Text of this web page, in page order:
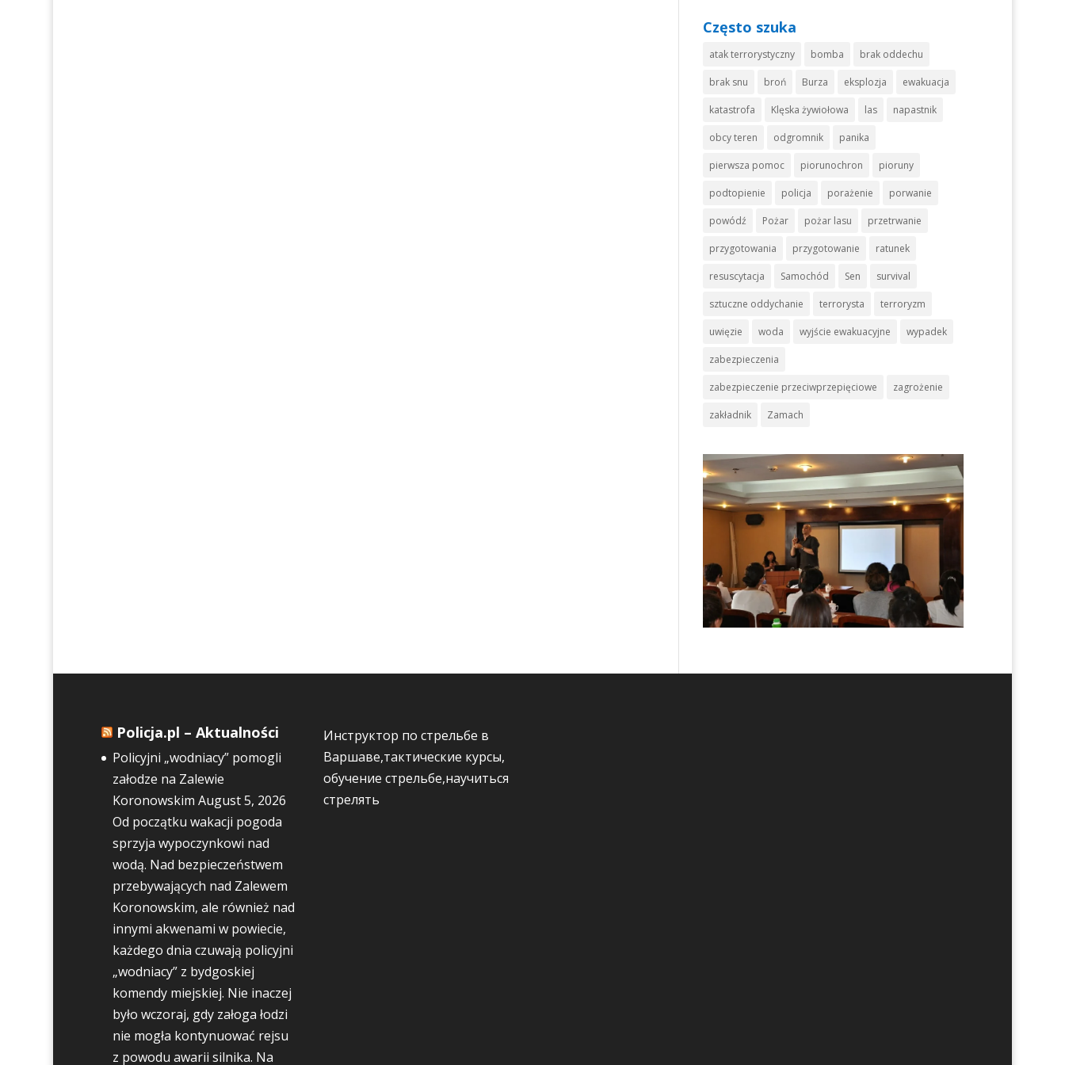
Często szuka
atak terrorystyczny bomba brak oddechu
brak snu broń Burza eksplozja ewakuacja
katastrofa Klęska żywiołowa las napastnik
obcy teren odgromnik panika
pierwsza pomoc piorunochron pioruny
podtopienie policja porażenie porwanie
powódź Pożar pożar lasu przetrwanie
przygotowania przygotowanie ratunek
resuscytacja Samochód Sen survival
sztuczne oddychanie terrorysta terroryzm
uwięzie woda wyjście ewakuacyjne wypadek
zabezpieczenia
zabezpieczenie przeciwprzepięciowe zagrożenie
zakładnik Zamach
Policja.pl – Aktualności
Policyjni „wodniacy” pomogli
załodze na Zalewie
Koronowskim August 5, 2026
Od początku wakacji pogoda
sprzyja wypoczynkowi nad
wodą. Nad bezpieczeństwem
przebywających nad Zalewem
Koronowskim, ale również nad
innymi akwenami w powiecie,
każdego dnia czuwają policyjni
„wodniacy” z bydgoskiej
komendy miejskiej. Nie inaczej
było wczoraj, gdy załoga łodzi
nie mogła kontynuować rejsu
z powodu awarii silnika. Na
Инструктор по стрельбе в
Варшаве,тактические курсы,
обучение стрельбе,научиться
стрелять